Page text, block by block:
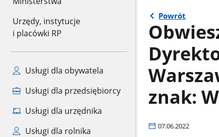
Urzędy, instytucje
i placówki RP
Usługi dla obywatela
Usługi dla przedsiębiorcy
Usługi dla urzędnika
Usługi dla rolnika
Powrót
znak:
07.06.2022